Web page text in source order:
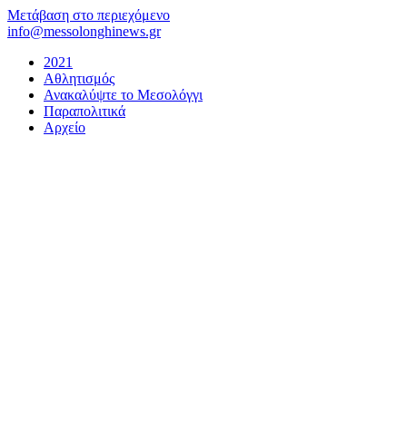
Μετάβαση στο περιεχόμενο
info@messolonghinews.gr
2021
Αθλητισμός
Ανακαλύψτε το Μεσολόγγι
Παραπολιτικά
Αρχείο